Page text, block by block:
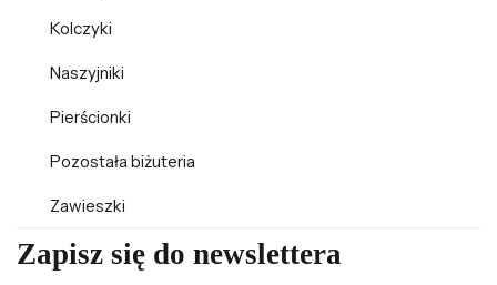
Kolczyki
Naszyjniki
Pierścionki
Pozostała biżuteria
Zawieszki
Zapisz się do newslettera